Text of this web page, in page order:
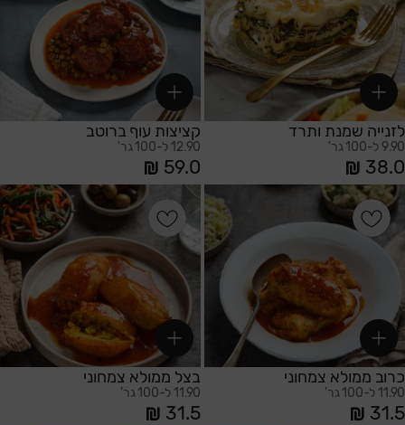
סדר א-ב עולה
לזנייה שמנת ותרד
9.90 ל-100 גר'
38.0
קציצות עוף ברוטב
12.90 ל-100 גר'
59.0
הוספה לסל
כרוב ממולא צמחוני
11.90 ל-100 גר'
31.5
הוספה לסל
בצל ממולא צמחוני
11.90 ל-100 גר'
31.5